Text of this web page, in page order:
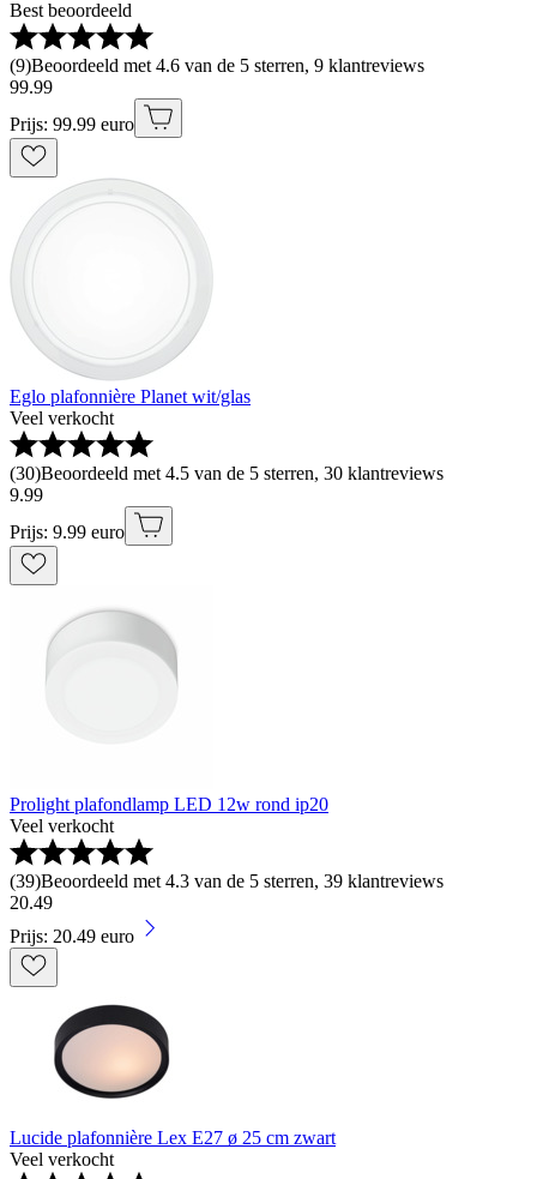
Best beoordeeld
(9)Beoordeeld met 4.6 van de 5 sterren, 9 klantreviews
99.99
Prijs: 99.99 euro
Eglo plafonnière Planet wit/glas
Veel verkocht
(30)Beoordeeld met 4.5 van de 5 sterren, 30 klantreviews
9.99
Prijs: 9.99 euro
Prolight plafondlamp LED 12w rond ip20
Veel verkocht
(39)Beoordeeld met 4.3 van de 5 sterren, 39 klantreviews
20.49
Prijs: 20.49 euro
Lucide plafonnière Lex E27 ø 25 cm zwart
Veel verkocht